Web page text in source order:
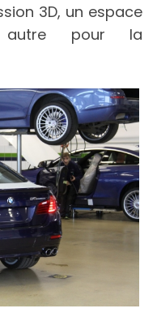
3D, un espace
pour la